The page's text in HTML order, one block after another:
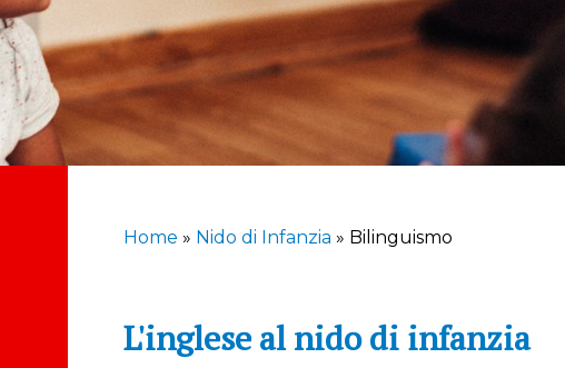
Home » Nido di Infanzia » Bilinguismo
L'inglese al nido di infanzia